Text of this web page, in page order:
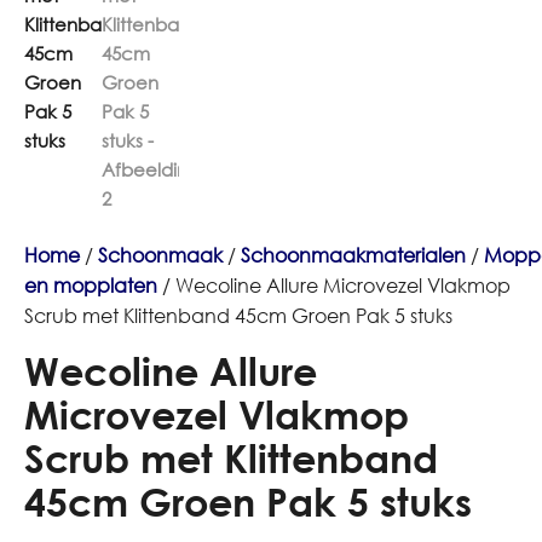
Home/Schoonmaak/Schoonmaakmaterialen /
en mopplaten / Wecoline Allure Microvezel Vlakmop
Scrub met Klittenband 45cm Groen Pak 5 stuks
Wecoline Allure
Microvezel Vlakmop
Scrub met Klittenband
45cm Groen Pak 5 stuks